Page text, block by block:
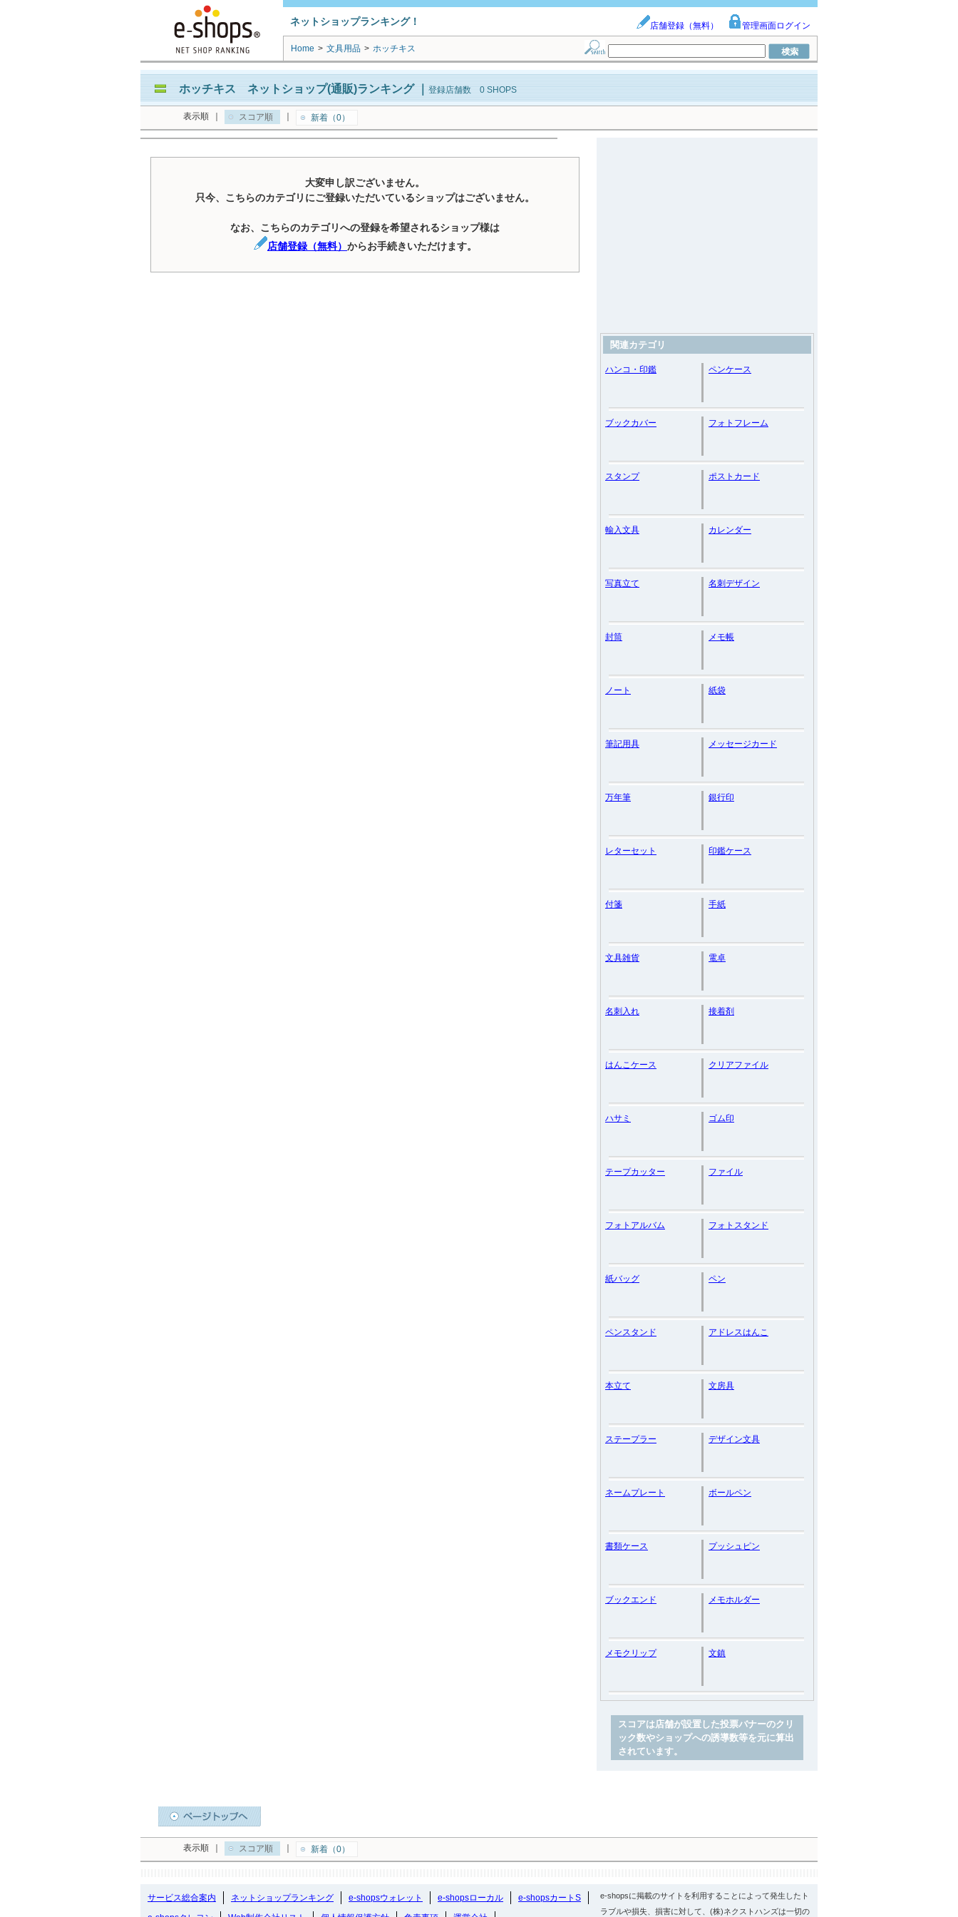
ネットショップランキング！ 店舗登録（無料） 管理画面ログイン
Home > 文具用品 > ホッチキス
ホッチキス ネットショップ(通販)ランキング｜ 登録店舗数 0 SHOPS
表示順 スコア順 新着（0）
大変申し訳ございません。
只今、こちらのカテゴリにご登録いただいているショップはございません。
なお、こちらのカテゴリへの登録を希望されるショップ様は
店舗登録（無料） からお手続きいただけます。
関連カテゴリ
ハンコ・印鑑 ペンケース
ブックカバー フォトフレーム
スタンプ ポストカード
輸入文具 カレンダー
写真立て 名刺デザイン
封筒 メモ帳
ノート 紙袋
筆記用具 メッセージカード
万年筆 銀行印
レターセット 印鑑ケース
付箋 手紙
文具雑貨 電卓
名刺入れ 接着剤
はんこケース クリアファイル
ハサミ ゴム印
テープカッター ファイル
フォトアルバム フォトスタンド
紙バッグ ペン
ペンスタンド アドレスはんこ
本立て 文房具
ステープラー デザイン文具
ネームプレート ボールペン
書類ケース プッシュピン
ブックエンド メモホルダー
メモクリップ 文鎮
スコアは店舗が設置した投票バナーのクリ
ック数やショップへの誘導数等を元に算出
されています。
表示順 スコア順 新着（0）
サービス総合案内 ネットショップランキング e-shopsウォレット e-shopsローカル
e-shopsカートS
e-shopsに掲載のサイトを利用することによって発生したト
ラブルや損失、損害に対して、(株)ネクストハンズは一切の